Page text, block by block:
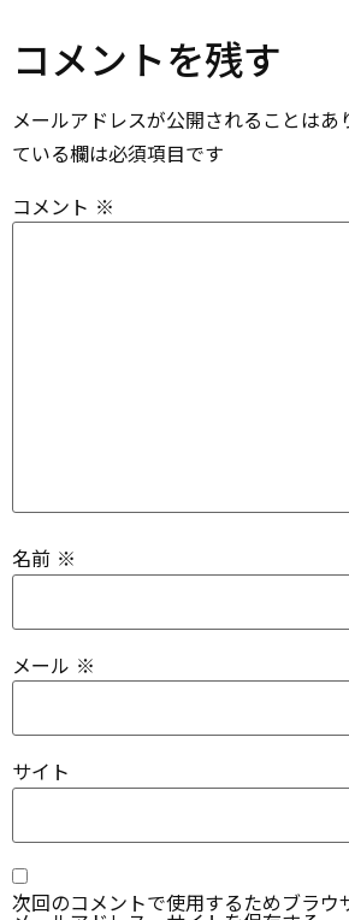
コメントを残す
メールアドレスが公開されることはあ
ている欄は必須項目です
コメント ※
名前 ※
メール ※
サイト
次回のコメントで使用するためブラウ